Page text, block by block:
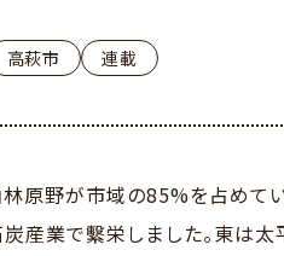
高萩市 連載
原野が市域の85%を占めてい
産業で繫栄しました。東は太